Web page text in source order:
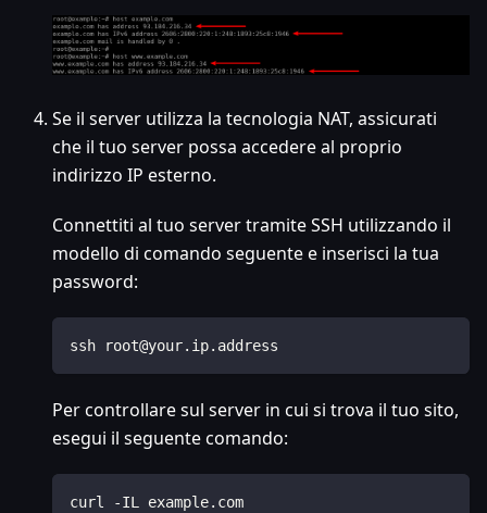
Se il server utilizza la tecnologia NAT, assicurati
che il tuo server possa accedere al proprio
indirizzo IP esterno.
Connettiti al tuo server tramite SSH utilizzando il
modello di comando seguente e inserisci la tua
password:
ssh root@your.ip.address
Per controllare sul server in cui si trova il tuo sito,
esegui il seguente comando:
curl -IL example.com